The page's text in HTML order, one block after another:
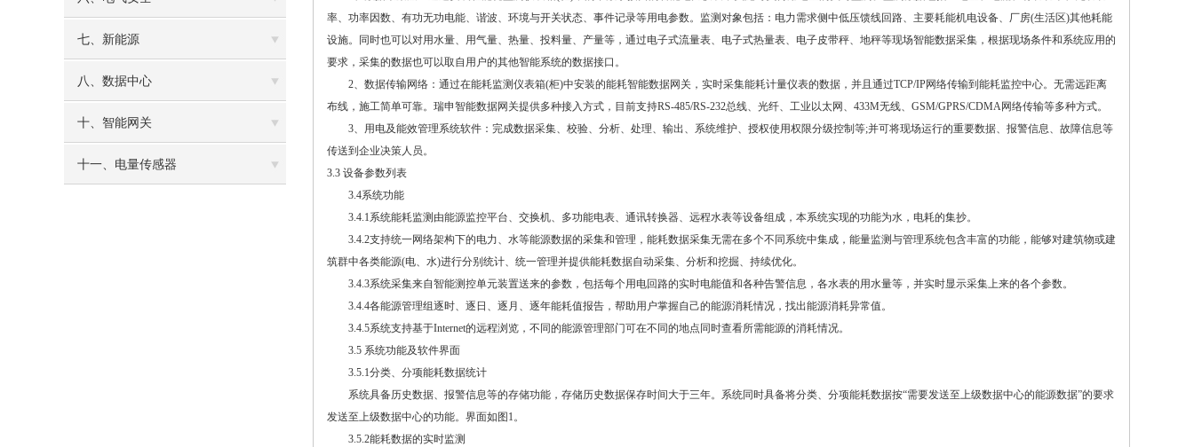
七、新能源
八、数据中心
十、智能网关
十一、电量传感器
率、功率因数、有功无功电能、谐波、环境与开关状态、事件记录等用电参数。监测对象包括：电力需求侧中低压馈线回路、主要耗能机电设备、厂房(生活区)其他耗能
设施。同时也可以对用水量、用气量、热量、投料量、产量等，通过电子式流量表、电子式热量表、电子皮带秤、地秤等现场智能数据采集，根据现场条件和系统应用的
要求，采集的数据也可以取自用户的其他智能系统的数据接口。
2、数据传输网络：通过在能耗监测仪表箱(柜)中安装的能耗智能数据网关，实时采集能耗计量仪表的数据，并且通过TCP/IP网络传输到能耗监控中心。无需远距离
布线，施工简单可靠。瑞申智能数据网关提供多种接入方式，目前支持RS-485/RS-232总线、光纤、工业以太网、433M无线、GSM/GPRS/CDMA网络传输等多种方式。
3、用电及能效管理系统软件：完成数据采集、校验、分析、处理、输出、系统维护、授权使用权限分级控制等;并可将现场运行的重要数据、报警信息、故障信息等
传送到企业决策人员。
3.3 设备参数列表
3.4系统功能
3.4.1系统能耗监测由能源监控平台、交换机、多功能电表、通讯转换器、远程水表等设备组成，本系统实现的功能为水，电耗的集抄。
3.4.2支持统一网络架构下的电力、水等能源数据的采集和管理，能耗数据采集无需在多个不同系统中集成，能量监测与管理系统包含丰富的功能，能够对建筑物或建
筑群中各类能源(电、水)进行分别统计、统一管理并提供能耗数据自动采集、分析和挖掘、持续优化。
3.4.3系统采集来自智能测控单元装置送来的参数，包括每个用电回路的实时电能值和各种告警信息，各水表的用水量等，并实时显示采集上来的各个参数。
3.4.4各能源管理组逐时、逐日、逐月、逐年能耗值报告，帮助用户掌握自己的能源消耗情况，找出能源消耗异常值。
3.4.5系统支持基于Internet的远程浏览，不同的能源管理部门可在不同的地点同时查看所需能源的消耗情况。
3.5 系统功能及软件界面
3.5.1分类、分项能耗数据统计
系统具备历史数据、报警信息等的存储功能，存储历史数据保存时间大于三年。系统同时具备将分类、分项能耗数据按“需要发送至上级数据中心的能源数据”的要求
发送至上级数据中心的功能。界面如图1。
3.5.2能耗数据的实时监测